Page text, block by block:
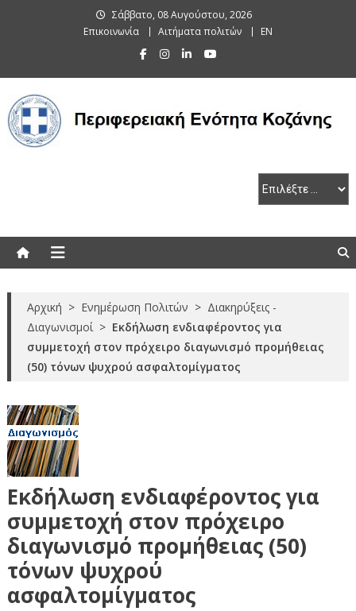
Σάββατο, 08 Αυγούστου, 2026
Επικοινωνία
Αιτήματα πολιτών EN
Αρχική > Ενημέρωση Πολιτών > Διακηρύξεις -
Διαγωνισμοί > Εκδήλωση ενδιαφέροντος για
συμμετοχή στον πρόχειρο διαγωνισμό προμήθειας
(50) τόνων ψυχρού ασφαλτομίγματος
Εκδήλωση ενδιαφέροντος για
συμμετοχή στον πρόχειρο
διαγωνισμό προμήθειας (50)
τόνων ψυχρού
ασφαλτομίγματος